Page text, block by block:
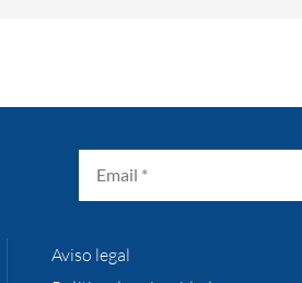
Aviso legal